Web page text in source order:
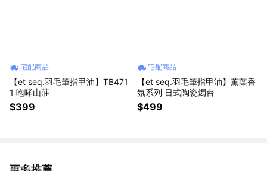
宅配商品
【et seq.羽毛筆指甲油】TB471
1 咆哮山莊
$399
宅配商品
【et seq.羽毛筆指甲油】薰葉香
氛系列 日式陶瓷燭台
$499
看更多